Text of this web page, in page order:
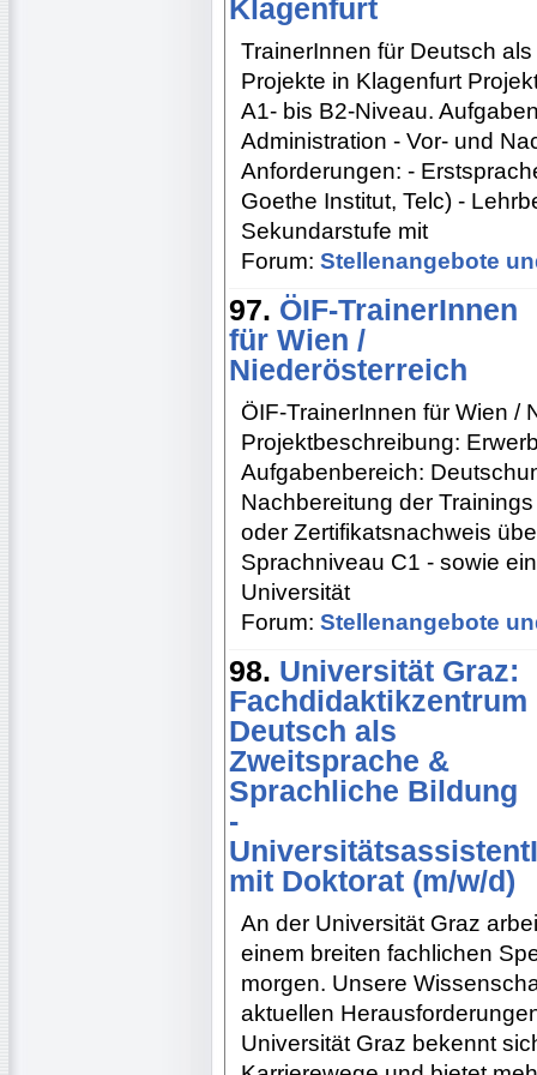
Klagenfurt
TrainerInnen für Deutsch
Projekte in Klagenfurt
A1- bis B2-Niveau.
Administration - Vor- und
Anforderungen: -
Goethe Institut, Telc) -
Sekundarstufe mit
Forum: Stellenangebote
97. ÖIF-TrainerInnen
für Wien /
Niederösterreich
ÖIF-TrainerInnen für Wien /
Projektbeschreibung:
Aufgabenbereich:
Nachbereitung der
oder Zertifikatsnachweis
Sprachniveau C1 - sowie
Universität
Forum: Stellenangebote
98. Universität Graz:
Fachdidaktikzentrum
Deutsch als
Zweitsprache &
Sprachliche Bildung
-
mit Doktorat (m/w/d)
An der Universität Graz
einem breiten fachlichen
morgen. Unsere
aktuellen
Universität Graz bekennt